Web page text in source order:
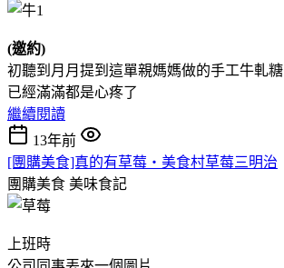
(邀約)
初聽到月月提到這單親媽媽做的手工牛軋糖
已經滿滿都是心疼了
繼續閱讀
13年前
[團購美食]真的有草莓‧美食村草莓三明治
團購美食 美味食記
上班時